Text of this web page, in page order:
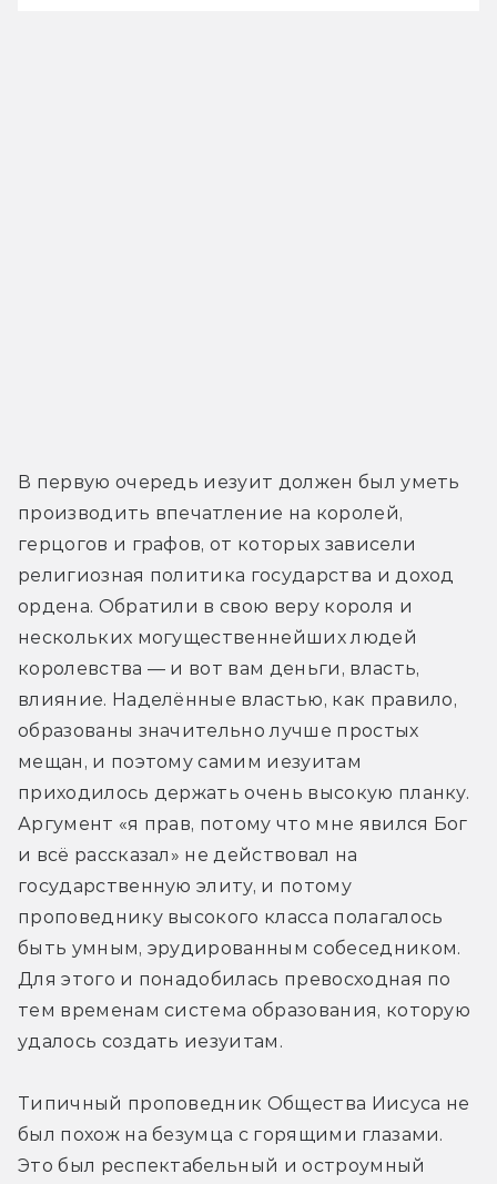
В первую очередь иезуит должен был уметь
производить впечатление на королей,
герцогов и графов, от которых зависели
религиозная политика государства и доход
ордена. Обратили в свою веру короля и
нескольких могущественнейших людей
королевства — и вот вам деньги, власть,
влияние. Наделённые властью, как правило,
образованы значительно лучше простых
мещан, и поэтому самим иезуитам
приходилось держать очень высокую планку.
Аргумент «я прав, потому что мне явился Бог
и всё рассказал» не действовал на
государственную элиту, и потому
проповеднику высокого класса полагалось
быть умным, эрудированным собеседником.
Для этого и понадобилась превосходная по
тем временам система образования, которую
удалось создать иезуитам.
Типичный проповедник Общества Иисуса не
был похож на безумца с горящими глазами.
Это был респектабельный и остроумный